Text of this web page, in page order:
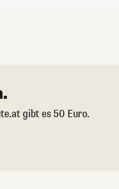
gibt es 50 Euro.